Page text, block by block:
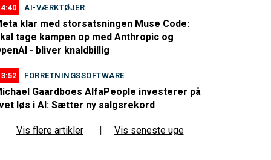
AI-VÆRKTØJER
klar med storsatsningen Muse Code:
tage kampen op med Anthropic og
- bliver knaldbillig
FORRETNINGSSOFTWARE
Gaardboes AlfaPeople investerer på
løs i AI: Sætter ny salgsrekord
Vis flere artikler |
Vis seneste uge